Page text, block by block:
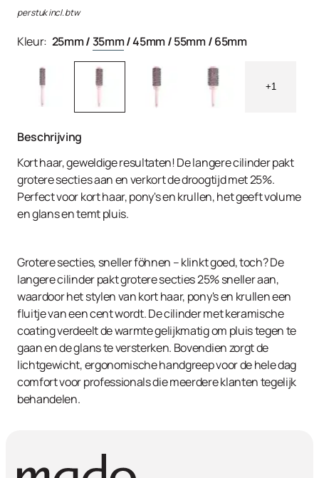
per stuk incl. btw
Kleur: 25mm/35mm/45mm/55mm/65mm
+1
Beschrijving
Kort haar, geweldige resultaten! De langere cilinder pakt
grotere secties aan en verkort de droogtijd met 25%.
Perfect voor kort haar, pony's en krullen, het geeft volume
en glans en temt pluis.
Grotere secties, sneller föhnen – klinkt goed, toch? De
langere cilinder pakt grotere secties 25% sneller aan,
waardoor het stylen van kort haar, pony's en krullen een
fluitje van een cent wordt. De cilinder met keramische
coating verdeelt de warmte gelijkmatig om pluis tegen te
gaan en de glans te versterken. Bovendien zorgt de
lichtgewicht, ergonomische handgreep voor de hele dag
comfort voor professionals die meerdere klanten tegelijk
behandelen.